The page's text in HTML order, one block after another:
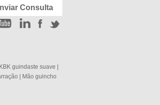
Consulta
KBK guindaste suave
Mão guincho